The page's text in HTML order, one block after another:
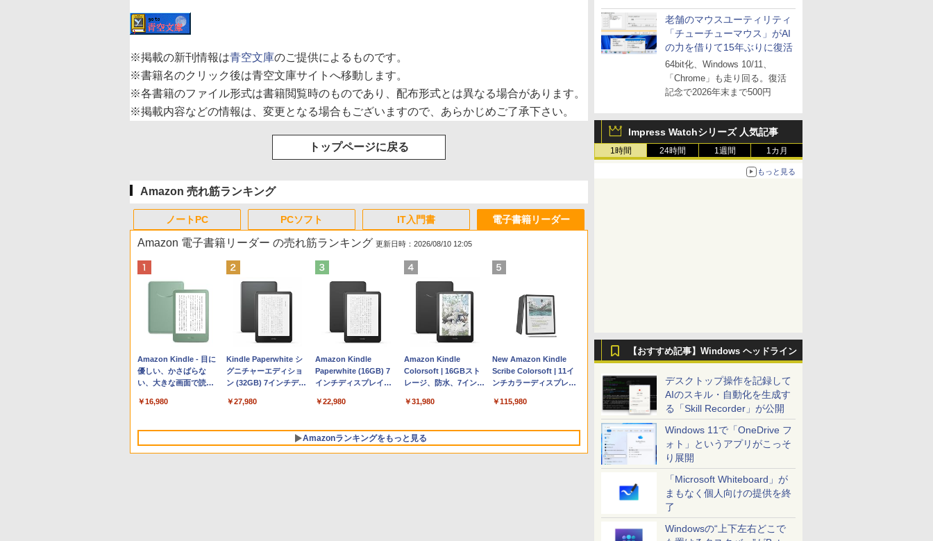
老舗のマウスユーティリティ
「チューチューマウス」がAI
の力を借りて15年ぶりに復活
64bit化、Windows 10/11、
「Chrome」も走り回る。復活
記念で2026年末まで500円
Impress Watchシリーズ 人気記事
1時間 24時間 1週間 1カ月
もっと見る
【おすすめ記事】Windows ヘッドライン
デスクトップ操作を記録して
AIのスキル・自動化を生成す
る「Skill Recorder」が公開
Windows 11で「OneDrive フ
ォト」というアプリがこっそ
り展開
「Microsoft Whiteboard」が
まもなく個人向けの提供を終
了
Windowsの“上下左右どこで
※掲載の新刊情報は青空文庫のご提供によるものです。
※書籍名のクリック後は青空文庫サイトへ移動します。
※各書籍のファイル形式は書籍閲覧時のものであり、配布形式とは異なる場合があります。
※掲載内容などの情報は、変更となる場合もございますので、あらかじめご了承下さい。
トップページに戻る
Amazon 売れ筋ランキング
ノートPC
Apple 2026 MacBook
Neo A18 Proチップ搭
載13インチノートブッ
Intelligenceのために設
スプレイ、8GBユニフ
SSDストレージ、
￥119,800
tomtoc 360°保護 15.6
16インチ パソコンケー
ス Dell NEC Lavie
Lenovo対応
￥2,952
【Amazon.co.jp限定】
HP ノートパソコン 15-
fd 15.6インチ 16GBメ
テル Core 5
￥129,800
Apple 2026 MacBook
Air M5チップ搭載13イ
ンチノートブック：AI
13.6インチLiquid
16GBユニファイドメモ
リ、1TB SSDストレー
ジ、12MPセンターフレ
￥261,414
【Amazon.co.jp限定】
ASUS ノートパソコン
Vivobook 15 M1502NAQ
170 メモリ16GB SSD
Personal (24か月版) 搭載
Wi-Fi 6E クワイエットブ
￥109,800
PCソフト
Robloxギフトカード -
800 Robux 【限定バー
チャルアイテムを含
ムコード】 ロブロック
版
￥1,300
Robloxギフトカード -
2,000 Robux 【限定バ
ーチャルアイテムを含
ムコード】 ロブロック
版
￥3,200
Robloxギフトカード -
1000 Robux 【限定バ
ーチャルアイテムを含
ムコード】 ロブロック
￥1,600
Microsoft Office
Home & Business
2024(最新 永続版)|オン
版|Windows11、
￥39,582
Robloxギフトカード -
10,000 Robux 【限定バ
ーチャルアイテムを含
コード】 ロブロックス |
￥14,500
IT入門書
生成AIパスポート公式
テキスト 第４版
￥1,766
1冊ですべて身につく
HTML & CSSとWebデ
ザイン入門講座［第2
￥1,292
ClaudeCode いちばん
やさしい 教科書: 非エ
ンジニア 初心者 素人
アル AI副業にもコンテ
版にも！ 非エンジニア
のためのAIコーディン
グ入門シリーズ
￥99
AIイラスト表現辞典: 思
い通りの絵を引き出す
プロンプトの言葉 AI画
イラストLabo)
￥480
FM TOWNS ハイパー・
カタログ: 本体ハードウ
ェア・市販ソフトウェア
最新エミュレータ紹介
￥1,600
電子書籍リーダー
Amazon 電子書籍リーダー の売れ筋ランキング 更新日時：2026/08/10 12:05
Amazon Kindle - 目に
優しい、かさばらな
い、大きな画面で読み
テリー、6インチディス
ー、マッチャ、16GB、
￥16,980
Kindle Paperwhite シ
グニチャーエディショ
ン (32GB) 7インチディ
調整、色調調節ライ
リー、広告なし、メタ
￥27,980
Amazon Kindle
Paperwhite (16GB) 7
インチディスプレイ、
間持続バッテリー、広
￥22,980
Amazon Kindle
Colorsoft | 16GBスト
レージ、防水、7インチ
色調調節ライト、最大8
広告無し、ブラック
(2025年発売)
￥31,980
New Amazon Kindle
Scribe Colorsoft | 11イ
ンチカラーディスプレ
ノート機能搭載、明るさ
ト、プレミアムペン付
￥115,980
Amazonランキングをもっと見る